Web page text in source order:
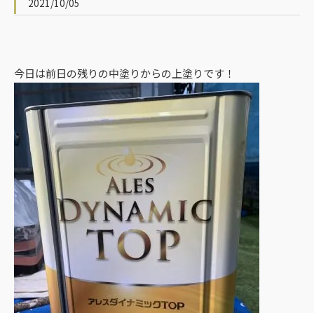
2021/10/05
今日は前日の残りの中塗りからの上塗りです！